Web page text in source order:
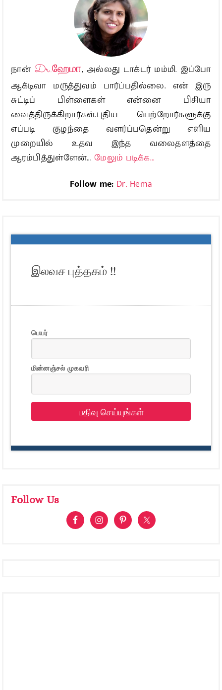
நான்Dr.ஹேமா, அல்லது டாக்டர் மம்மி. இப்போ
ஆக்டிவா மருத்துவம் பார்ப்பதில்லை. என் இரு
சுட்டிப் பிள்ளைகள் என்னை பிசியா
வைத்திருக்கிறார்கள்.புதிய பெற்றோர்களுக்கு
எப்படி குழந்தை வளர்ப்பதென்று எளிய
முறையில் உதவ இந்த வலைதளத்தை
ஆரம்பித்துள்ளேன்...மேலும் படிக்க...
Follow me: Dr. Hema
இலவச புத்தகம் !!
பெயர்
மின்னஞ்சல் முகவரி
பதிவு செய்யுங்கள்
Follow Us